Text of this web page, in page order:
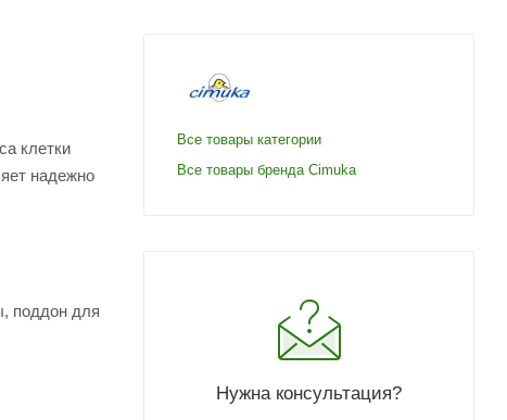
клетки
надежно
поддон для
Все товары категории
Все товары бренда Cimuka
Нужна консультация?